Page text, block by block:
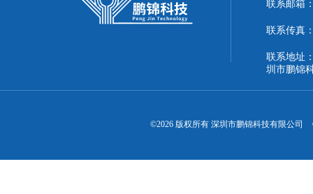
联系邮箱
联系传真
联系地址
圳市鹏锦
©2026 版权所有 深圳市鹏锦科技有限公司